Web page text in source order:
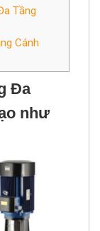
Tầng
Cánh
Đa
như